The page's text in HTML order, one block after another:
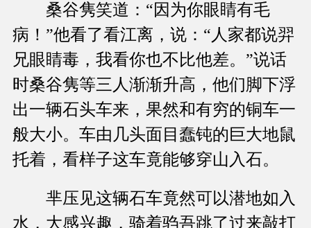
桑谷隽笑道：“因为你眼睛有毛
病！”他看了看江离，说：“人家都说羿
兄眼睛毒，我看你也不比他差。”说话
时桑谷隽等三人渐渐升高，他们脚下浮
出一辆石头车来，果然和有穷的铜车一
般大小。车由几头面目蠢钝的巨大地鼠
托着，看样子这车竟能够穿山入石。
芈压见这辆石车竟然可以潜地如入
水，大感兴趣，骑着驺吾跳了过来敲打